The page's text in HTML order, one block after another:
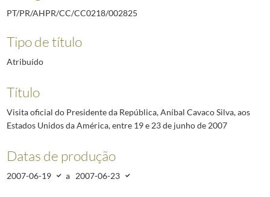
PT/PR/AHPR/CC/CC0218/002825
Tipo de título
Atribuído
Título
Visita oficial do Presidente da República, Aníbal Cavaco Silva, aos
Estados Unidos da América, entre 19 e 23 de junho de 2007
Datas de produção
2007-06-19 a 2007-06-23